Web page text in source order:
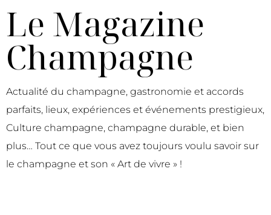
Le Magazine
Champagne
Actualité du champagne, gastronomie et accords
parfaits, lieux, expériences et événements prestigieux,
Culture champagne, champagne durable, et bien
plus… Tout ce que vous avez toujours voulu savoir sur
le champagne et son « Art de vivre » !